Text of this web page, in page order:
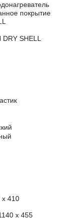
покрытие
SHELL
х 410
х 455